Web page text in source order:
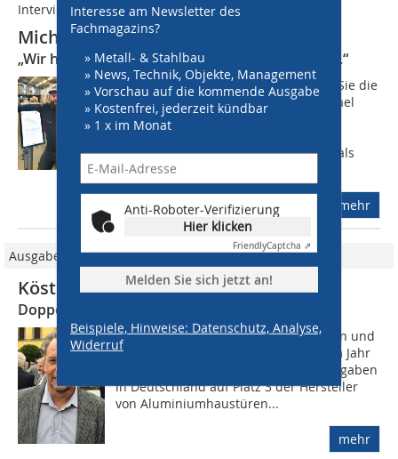
Interesse am Newsletter des
Fachmagazins?
» Metall- & Stahlbau
» News, Technik, Objekte, Management
» Vorschau auf die kommende Ausgabe
» Kostenfrei, jederzeit kündbar
» 1 x im Monat
Anti-Roboter-Verifizierung
Hier klicken
FriendlyCaptcha ⇗
Melden Sie sich jetzt an!
Beispiele, Hinweise: Datenschutz, Analyse,
Widerruf
Interview
Michael Jooss, Bulmer Metallbau
„Wir haben das Lager zunächst mal zentralisiert.“
metallbau: Was war der Anlass, dass Sie die
Lagerhaltung verändert haben? Michael
Jooss: Da wir als Metallbauer in der
Bauelementen aus Aluminium sowie als
Schlosserei im...
mehr
Ausgabe 11/2022
Köster investiert 100.000 Euro
Doppelte Türenkapazität nach Optimierung
Mit einer Produktion von 15.000 Türen und
einem Umsatz von ca. 34 Mio. Euro im Jahr
2021 hat sich Köster nach eigenen Angaben
in Deutschland auf Platz 3 der Hersteller
von Aluminiumhaustüren...
mehr